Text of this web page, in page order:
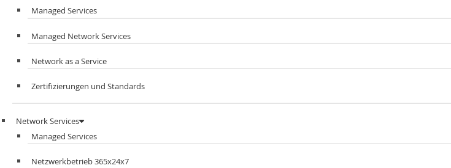
Managed Services
Managed Network Services
Network as a Service
Zertifizierungen und Standards
Network Services
Managed Services
Netzwerkbetrieb 365x24x7